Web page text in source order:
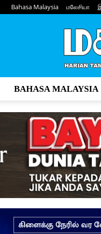
Bahasa Malaysia மலேசியா
BAHASA MALAYSIA